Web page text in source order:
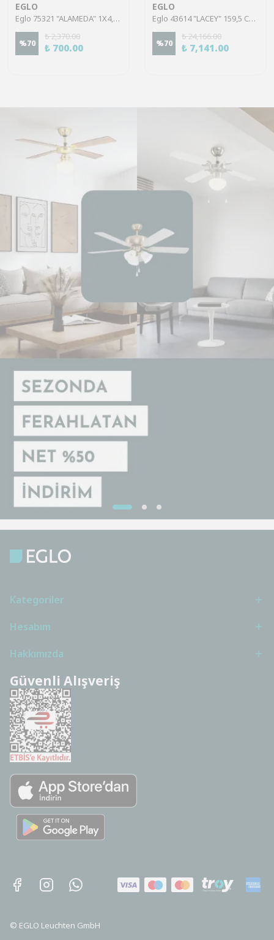
EGLO
Eglo 75321 "ALAMEDA" 1X4,5W Çelik Nikel Mat Sıva Üstü Spot
%70
₺ 2,370.00
₺ 700.00
EGLO
Eglo 43614 "LACEY" 159,5 Cm Yüksekliğinde Çelik, Ahşap Köşe Lambası Lambader
%70
₺ 24,166.00
₺ 7,141.00
Kategoriler
Hesabım
Hakkımızda
Güvenli Alışveriş
© EGLO Leuchten GmbH